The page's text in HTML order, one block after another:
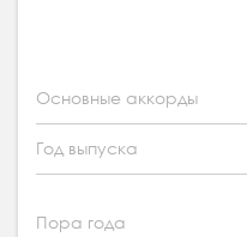
Основные аккорды
Год выпуска
Пора года